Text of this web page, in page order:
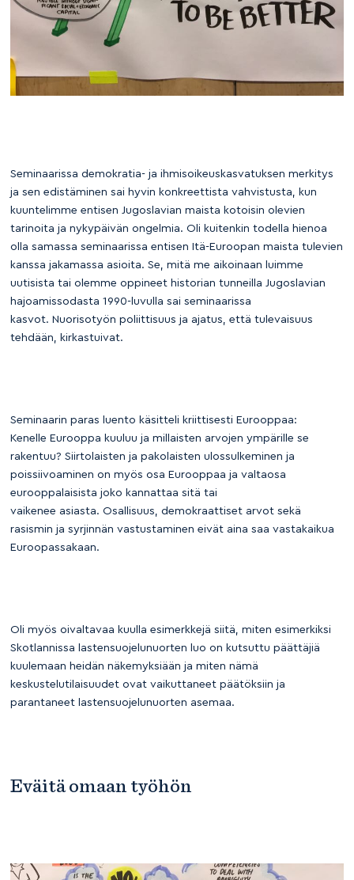
Seminaarissa demokratia- ja ihmisoikeuskasvatuksen merkitys
ja sen edistäminen sai hyvin konkreettista vahvistusta, kun
kuuntelimme entisen Jugoslavian maista kotoisin olevien
tarinoita ja nykypäivän ongelmia. Oli kuitenkin todella hienoa
olla samassa seminaarissa entisen Itä-Euroopan maista tulevien
kanssa jakamassa asioita. Se, mitä me aikoinaan luimme
uutisista tai olemme oppineet historian tunneilla Jugoslavian
hajoamissodasta 1990-luvulla sai seminaarissa
kasvot. Nuorisotyön poliittisuus ja ajatus, että tulevaisuus
tehdään, kirkastuivat.
Seminaarin paras luento käsitteli kriittisesti Eurooppaa:
Kenelle Eurooppa kuuluu ja millaisten arvojen ympärille se
rakentuu? Siirtolaisten ja pakolaisten ulossulkeminen ja
poissiivoaminen on myös osa Eurooppaa ja valtaosa
eurooppalaisista joko kannattaa sitä tai
vaikenee asiasta. Osallisuus, demokraattiset arvot sekä
rasismin ja syrjinnän vastustaminen eivät aina saa vastakaikua
Euroopassakaan.
Oli myös oivaltavaa kuulla esimerkkejä siitä, miten esimerkiksi
Skotlannissa lastensuojelunuorten luo on kutsuttu päättäjiä
kuulemaan heidän näkemyksiään ja miten nämä
keskustelutilaisuudet ovat vaikuttaneet päätöksiin ja
parantaneet lastensuojelunuorten asemaa.
Eväitä omaan työhön